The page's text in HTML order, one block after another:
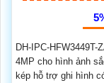
DH-IPC-
4MP cho hình ảnh
kép hỗ trợ ghi hình